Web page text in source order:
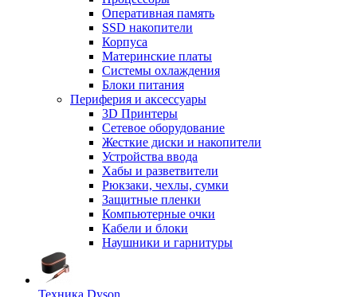
Оперативная память
SSD накопители
Корпуса
Материнские платы
Системы охлаждения
Блоки питания
Периферия и аксессуары
3D Принтеры
Сетевое оборудование
Жесткие диски и накопители
Устройства ввода
Хабы и разветвители
Рюкзаки, чехлы, сумки
Защитные пленки
Компьютерные очки
Кабели и блоки
Наушники и гарнитуры
Техника Dyson